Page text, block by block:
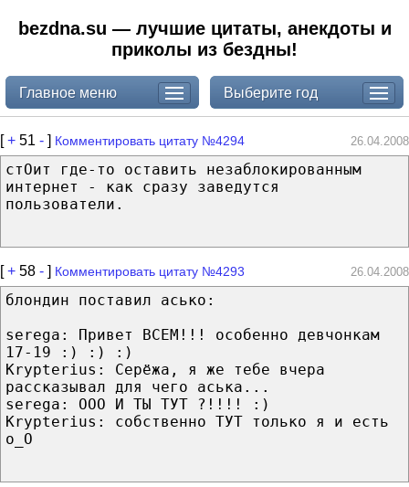
bezdna.su — лучшие цитаты, анекдоты и
приколы из бездны!
Главное меню Выберите год
[+ 51 - ] Комментировать цитату №4294 26.04.2008
стОит где-то оставить незаблокированным
интернет - как сразу заведутся
пользователи.
[+ 58 - ] Комментировать цитату №4293 26.04.2008
блондин поставил асько:
serega: Привет ВСЕМ!!! особенно девчонкам
17-19 :) :) :)
Krypterius: Серёжа, я же тебе вчера
рассказывал для чего аська...
serega: ООО И ТЫ ТУТ ?!!!! :)
Krypterius: собственно ТУТ только я и есть
о_О